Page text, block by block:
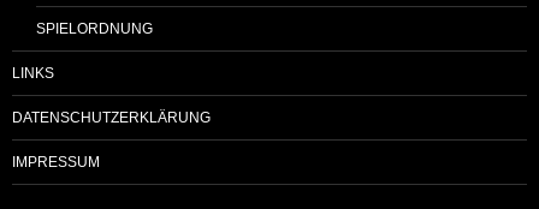
SPIELORDNUNG
LINKS
DATENSCHUTZERKLÄRUNG
IMPRESSUM